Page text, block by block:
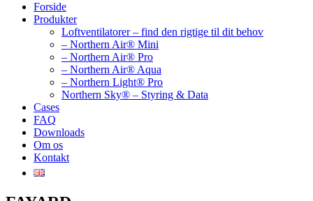
Forside
Produkter
Loftventilatorer – find den rigtige til dit behov
– Northern Air® Mini
– Northern Air® Pro
– Northern Air® Aqua
– Northern Light® Pro
Northern Sky® – Styring & Data
Cases
FAQ
Downloads
Om os
Kontakt